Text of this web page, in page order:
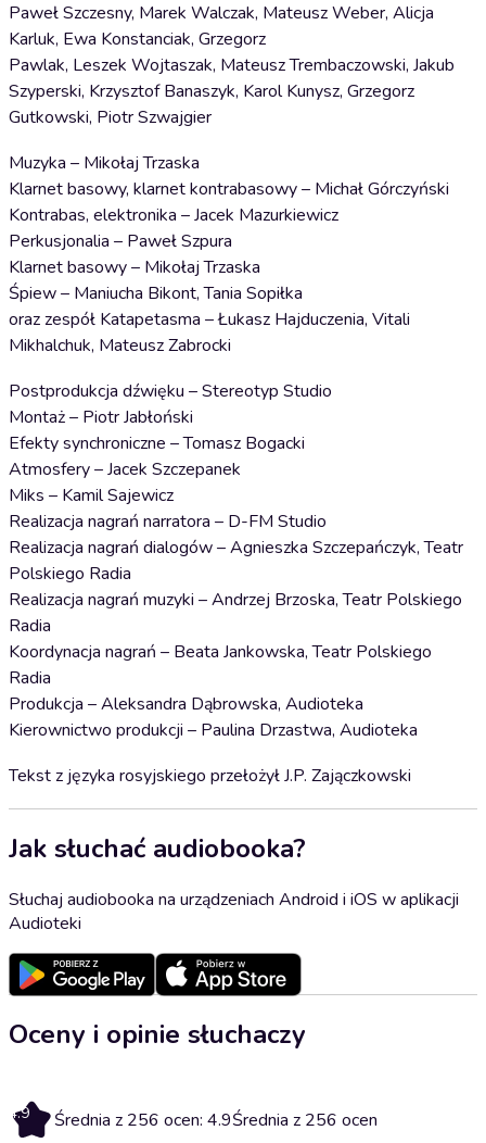
Paweł Szczesny, Marek Walczak, Mateusz Weber, Alicja
Karluk, Ewa Konstanciak, Grzegorz
Pawlak, Leszek Wojtaszak, Mateusz Trembaczowski, Jakub
Szyperski, Krzysztof Banaszyk, Karol Kunysz, Grzegorz
Gutkowski, Piotr Szwajgier
Muzyka – Mikołaj Trzaska
Klarnet basowy, klarnet kontrabasowy – Michał Górczyński
Kontrabas, elektronika – Jacek Mazurkiewicz
Perkusjonalia – Paweł Szpura
Klarnet basowy – Mikołaj Trzaska
Śpiew – Maniucha Bikont, Tania Sopiłka
oraz zespół Katapetasma – Łukasz Hajduczenia, Vitali
Mikhalchuk, Mateusz Zabrocki
Postprodukcja dźwięku – Stereotyp Studio
Montaż – Piotr Jabłoński
Efekty synchroniczne – Tomasz Bogacki
Atmosfery – Jacek Szczepanek
Miks – Kamil Sajewicz
Realizacja nagrań narratora – D-FM Studio
Realizacja nagrań dialogów – Agnieszka Szczepańczyk, Teatr
Polskiego Radia
Realizacja nagrań muzyki – Andrzej Brzoska, Teatr Polskiego
Radia
Koordynacja nagrań – Beata Jankowska, Teatr Polskiego
Radia
Produkcja – Aleksandra Dąbrowska, Audioteka
Kierownictwo produkcji – Paulina Drzastwa, Audioteka
Tekst z języka rosyjskiego przełożył J.P. Zajączkowski
Jak słuchać audiobooka?
Słuchaj audiobooka na urządzeniach Android i iOS w aplikacji
Audioteki
Oceny i opinie słuchaczy
4.9 Średnia z 256 ocen: 4.9Średnia z 256 ocen